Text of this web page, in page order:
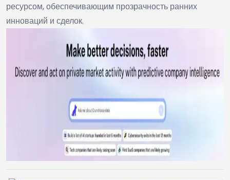
ресурсом, обеспечивающим прозрачность ранних
инноваций и сделок.